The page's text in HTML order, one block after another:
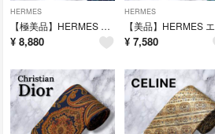
HERMES
【極美品】HERMES エルメス シルク ネクタイ 総柄 ネイビー フランス製
¥ 8,880
HERMES
¥ 7,580